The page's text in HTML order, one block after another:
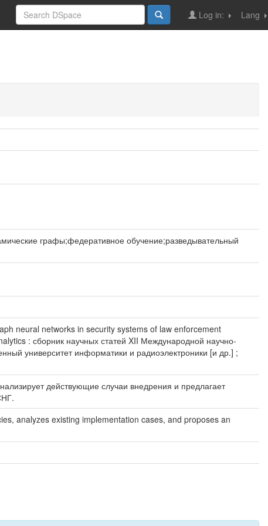
Lang
Log in:
графы;федеративное обучение;разведывательный
neural networks in security systems of law enforcement
: сборник научных статей XII Международной научно-
университет информатики и радиоэлектроники [и др.] ;
действующие случаи внедрения и предлагает
analyzes existing implementation cases, and proposes an